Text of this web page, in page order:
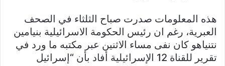
هذه المعلومات صدرت صباح الثلثاء في الصحف
العبرية، رغم ان رئيس الحكومة الاسرائيلية بنيامين
نتنياهو كان نفى مساء الاثنين عبر مكتبه ما ورد في
تقرير للقناة 12 الإسرائيلية أفاد بأن “إسرائيل